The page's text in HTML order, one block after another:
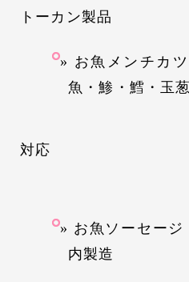
トーカン製品
お魚メンチカ
魚・鯵・鱈・玉葱
牛蒡・人
対応
国内
お魚ソーセー
内製造